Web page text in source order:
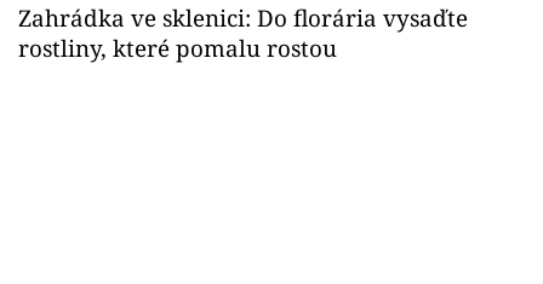
Zahrádka ve sklenici: Do florária vysaďte
rostliny, které pomalu rostou